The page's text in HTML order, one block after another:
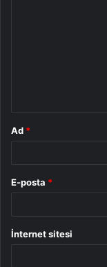
Ad *
E-posta *
İnternet sitesi